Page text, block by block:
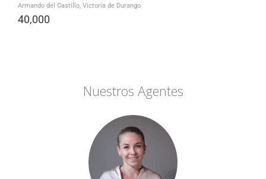
Armando del Castillo, Victoria de Durango
40,000
Nuestros Agentes